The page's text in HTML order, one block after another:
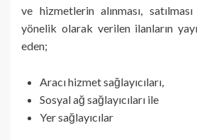
ve hizmetlerin alınması,
yönelik olarak verilen ilanların
eden;
Aracı hizmet sağlayıcıları,
Sosyal ağ sağlayıcıları ile
Yer sağlayıcılar